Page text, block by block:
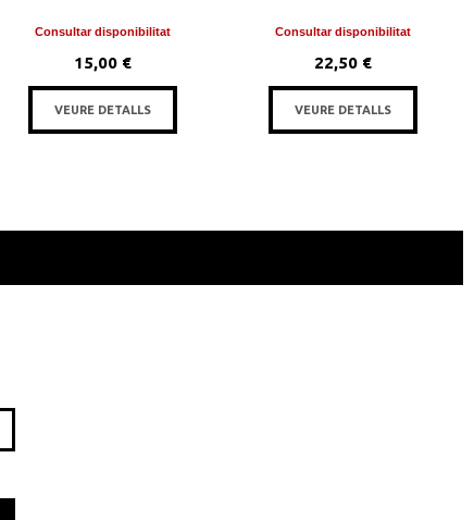
Consultar disponibilitat
15,00 €
VEURE DETALLS
Consultar disponibilitat
22,50 €
VEURE DETALLS